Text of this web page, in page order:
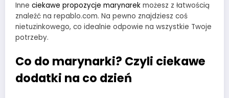
Inne ciekawe propozycje marynarek możesz z łatwością
znaleźć na repablo.com. Na pewno znajdziesz coś
nietuzinkowego, co idealnie odpowie na wszystkie Twoje
potrzeby.
Co do marynarki? Czyli ciekawe
dodatki na co dzień